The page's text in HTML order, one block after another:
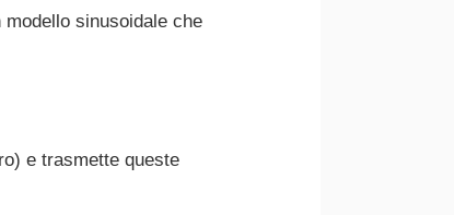
sinusoidale che
e trasmette queste